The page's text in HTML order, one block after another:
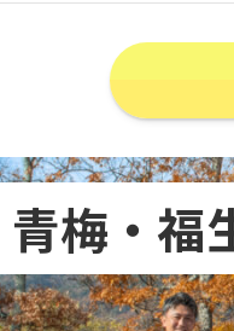
梅・福